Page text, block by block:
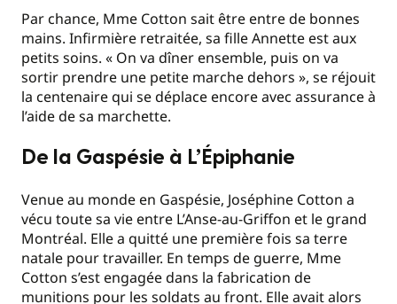
Par chance, Mme Cotton sait être entre de bonnes
mains. Infirmière retraitée, sa fille Annette est aux
petits soins. « On va dîner ensemble, puis on va
sortir prendre une petite marche dehors », se réjouit
la centenaire qui se déplace encore avec assurance à
l’aide de sa marchette.
De la Gaspésie à L’Épiphanie
Venue au monde en Gaspésie, Joséphine Cotton a
vécu toute sa vie entre L’Anse-au-Griffon et le grand
Montréal. Elle a quitté une première fois sa terre
natale pour travailler. En temps de guerre, Mme
Cotton s’est engagée dans la fabrication de
munitions pour les soldats au front. Elle avait alors